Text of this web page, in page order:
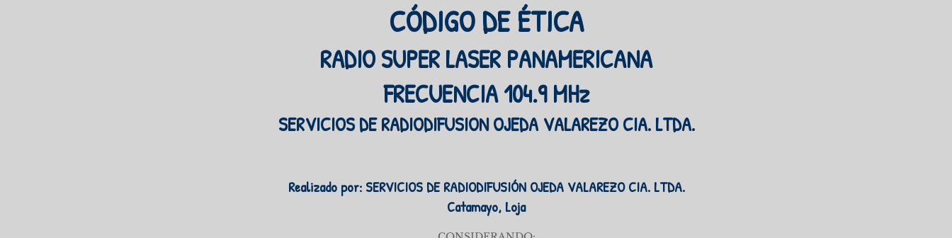
CÓDIGO DE ÉTICA
RADIO SUPER LASER PANAMERICANA
FRECUENCIA 104.9 MHz
SERVICIOS DE RADIODIFUSION OJEDA VALAREZO CIA. LTDA.
Realizado por: SERVICIOS DE RADIODIFUSIÓN OJEDA VALAREZO CIA. LTDA.
Catamayo, Loja